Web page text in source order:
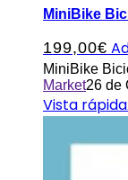
MiniBike
199,00€
MiniBike
Market26 de
Vista rápida